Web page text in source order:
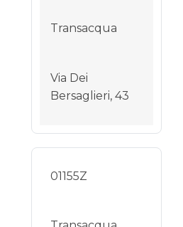
Transacqua
Via Dei
Bersaglieri, 43
01155Z